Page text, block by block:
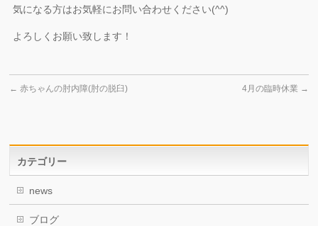
気になる方はお気軽にお問い合わせください(^^)
よろしくお願い致します！
← 赤ちゃんの肘内障(肘の脱臼) 4月の臨時休業 →
カテゴリー
news
ブログ